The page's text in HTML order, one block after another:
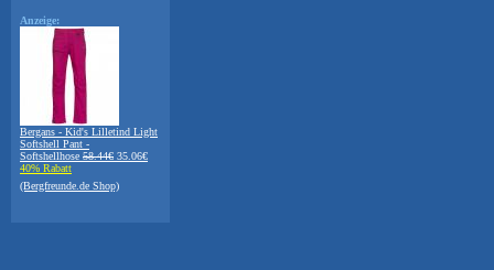
Anzeige:
Bergans - Kid's Lilletind Light
Softshell Pant -
Softshellhose 58.44€ 35.06€
40% Rabatt
(Bergfreunde.de Shop)